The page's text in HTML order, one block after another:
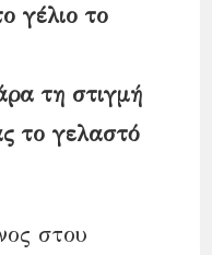
γέλιο το
τη στιγμή
το γελαστό
στου